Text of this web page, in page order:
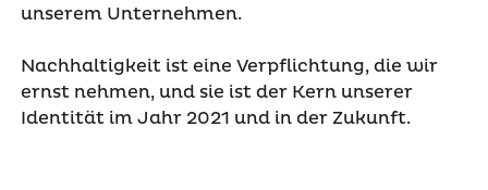
unserem Unternehmen.
Nachhaltigkeit ist eine Verpflichtung, die wir
ernst nehmen, und sie ist der Kern unserer
Identität im Jahr 2021 und in der Zukunft.